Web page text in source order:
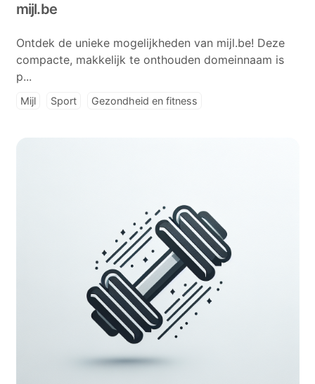
mijl.be
Ontdek de unieke mogelijkheden van mijl.be! Deze
compacte, makkelijk te onthouden domeinnaam is
p...
Mijl Sport Gezondheid en fitness